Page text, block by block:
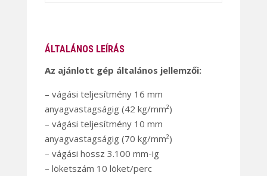
ÁLTALÁNOS LEÍRÁS
Az ajánlott gép általános jellemzői:
– vágási teljesítmény 16 mm
anyagvastagságig (42 kg/mm²)
– vágási teljesítmény 10 mm
anyagvastagságig (70 kg/mm²)
– vágási hossz 3.100 mm-ig
– löketszám 10 löket/perc